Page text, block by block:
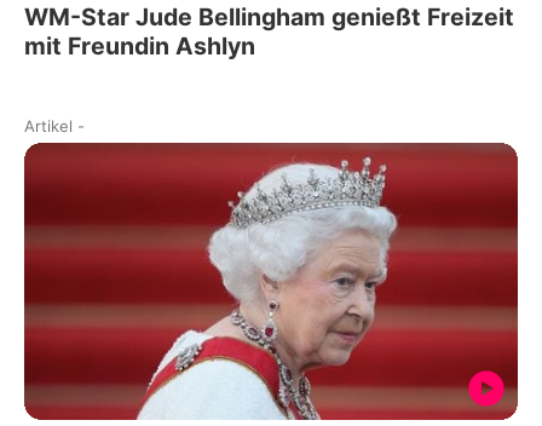
WM-Star Jude Bellingham genießt Freizeit
mit Freundin Ashlyn
Artikel -